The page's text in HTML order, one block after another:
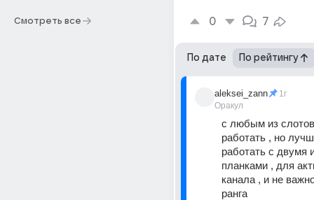
Смотреть все 0 7
По дате По рейтингу
aleksei_zann
Оракул
1г
с любым из
работать , но
работать с двумя
планками , для
канала , и не
ранга